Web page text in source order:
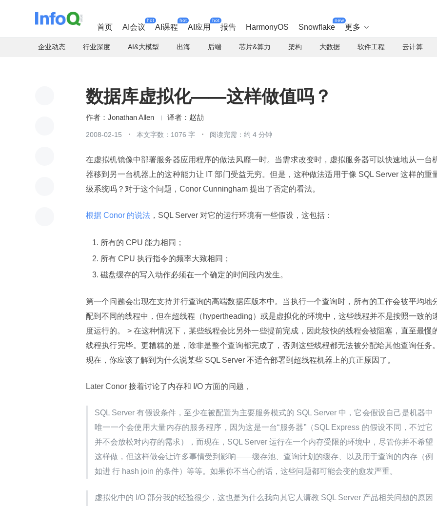
首页 AI会议
hot
AI课程
hot
AI应用
hot
报告 HarmonyOS Snowflake
new
更多 
企业动态 行业深度 AI&大模型 出海 后端 芯片&算力 架构 大数据 软件工程 云计算
数据库虚拟化——这样做值吗？
Jonathan Allen 赵劼
2008-02-15 本文字数：1076 字 阅读完需：约 4 分钟
在虚拟机镜像中部署服务器应用程序的做法风靡一时。当需求改变时，虚拟服务器可以快速地从一台
器移到另一台机器上的这种能力让 IT 部门受益无穷。但是，这种做法适用于像 SQL Server 这样的重
级系统吗？对于这个问题，Conor Cunningham 提出了否定的看法。
根据 Conor 的说法 ，SQL Server 对它的运行环境有一些假设，这包括：
所有的 CPU 能力相同；
所有 CPU 执行指令的频率大致相同；
磁盘缓存的写入动作必须在一个确定的时间段内发生。
第一个问题会出现在支持并行查询的高端数据库版本中。当执行一个查询时，所有的工作会被平均地
配到不同的线程中，但在超线程（hypertheading）或是虚拟化的环境中，这些线程并不是按照一致的
度运行的。 > 在这种情况下，某些线程会比另外一些提前完成，因此较快的线程会被阻塞，直至最慢
线程执行完毕。更糟糕的是，除非是整个查询都完成了，否则这些线程都无法被分配给其他查询任务
现在，你应该了解到为什么说某些 SQL Server 不适合部署到超线程机器上的真正原因了。
Later Conor 接着讨论了内存和 I/O 方面的问题，
SQL Server 有假设条件，至少在被配置为主要服务模式的 SQL Server 中，它会假设自己是机器中
唯一一个会使用大量内存的服务程序，因为这是一台“服务器”（SQL Express 的假设不同，不过它
并不会放松对内存的需求），而现在，SQL Server 运行在一个内存受限的环境中，尽管你并不希望
这样做，但这样做会让许多事情受到影响——缓存池、查询计划的缓存、以及用于查询的内存（例
如进 行 hash join 的条件）等等。如果你不当心的话，这些问题都可能会变的愈发严重。
虚拟化中的 I/O 部分我的经验很少，这也是为什么我向其它人请教 SQL Server 产品相关问题的原因